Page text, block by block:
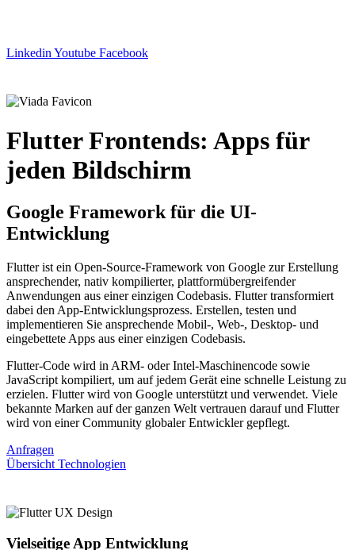
Linkedin Youtube Facebook
Flutter Frontends​: Apps für
jeden Bildschirm
Google Framework für die UI-
Entwicklung
Flutter ist ein Open-Source-Framework von Google zur Erstellung
ansprechender, nativ kompilierter, plattformübergreifender
Anwendungen aus einer einzigen Codebasis. Flutter transformiert
dabei den App-Entwicklungsprozess. Erstellen, testen und
implementieren Sie ansprechende Mobil-, Web-, Desktop- und
eingebettete Apps aus einer einzigen Codebasis.
Flutter-Code wird in ARM- oder Intel-Maschinencode sowie
JavaScript kompiliert, um auf jedem Gerät eine schnelle Leistung zu
erzielen. Flutter wird von Google unterstützt und verwendet. Viele
bekannte Marken auf der ganzen Welt vertrauen darauf und Flutter
wird von einer Community globaler Entwickler gepflegt.
Anfragen
Übersicht Technologien
Vielseitige App Entwicklung